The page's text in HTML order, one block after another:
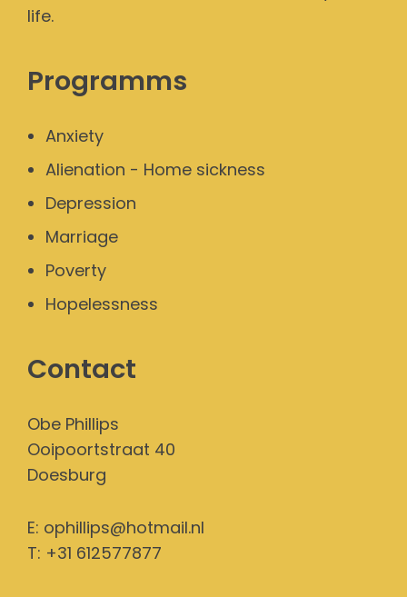
life.
Programms
Anxiety
Alienation - Home sickness
Depression
Marriage
Poverty
Hopelessness
Contact
Obe Phillips
Ooipoortstraat 40
Doesburg
E: ophillips@hotmail.nl
T: +31 612577877